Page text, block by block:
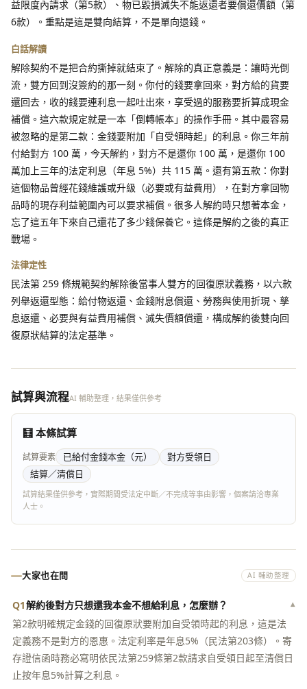
益限度內請求（第5款）、物已毀損滅失不能返還者要償還價額（第
6款）。重點是這是雙向結算，不是單向退錢。
白話解讀
解除契約不是把合約撕掉就結束了。解除的真正意義是：讓時光倒
流，雙方回到沒簽約的那一刻。你付的錢要拿回來，對方給的貨要
還回去，收的錢要連利息一起吐出來，享受過的服務要折算成現金
補償。這六款規定就是一本「倒轉帳本」的操作手冊。其中最容易
被忽略的是第二款：金錢要附加「自受領時起」的利息。你三年前
付給對方 100 萬，今天解約，對方不是還你 100 萬，是還你 100
萬加上三年的法定利息（年息 5%）共 115 萬。還有第五款：你對
這個物品曾經花錢維護或升級（必要或有益費用），在對方拿回物
品時的現存利益範圍內可以要求補償。很多人解約時只想著本金，
忘了這五年下來自己還花了多少錢保養它。這條是解約之後的真正
戰場。
法律定性
民法第 259 條規範契約解除後當事人雙方的回復原狀義務，以六款
列舉返還型態：給付物返還、金錢附息償還、勞務與使用折現、孳
息返還、必要與有益費用補償、滅失價額償還，構成解約後雙向回
復原狀結算的法定基準。
試算與流程AI 輔助整理，結果僅供參考
🧮 本條試算
試算要素 已給付金錢本金（元）
對方受領日
結算／清償日
試算結果僅供參考，實際期間受法定中斷／不完成等事由影響，個案請洽專業
人士。
大家也在問 AI 輔助整理
Q1解約後對方只想還我本金不想給利息，怎麼辦？ ▾
第2款明確規定金錢的回復原狀要附加自受領時起的利息，這是法
定義務不是對方的恩惠。法定利率是年息5%（民法第203條）。寄
存證信函時務必寫明依民法第259條第2款請求自受領日起至清償日
止按年息5%計算之利息。